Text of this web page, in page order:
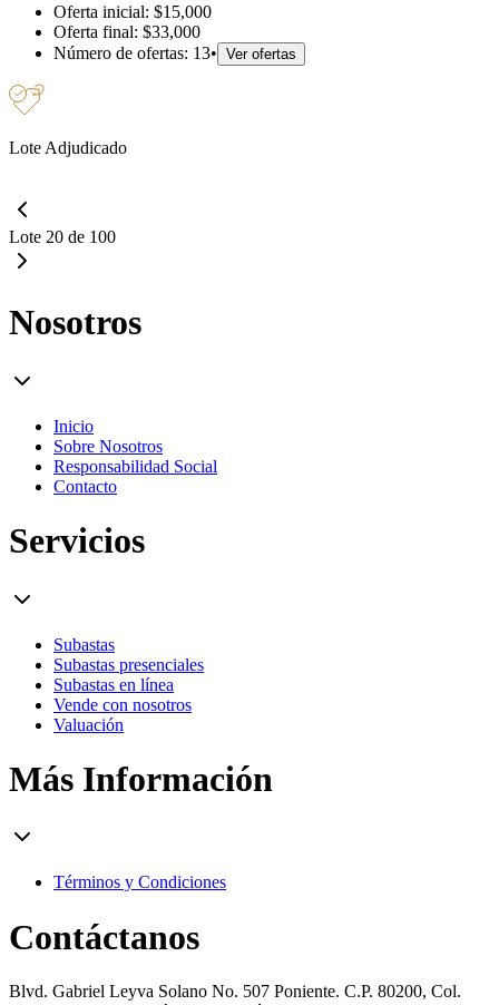
Oferta inicial: $15,000
Oferta final: $33,000
Número de ofertas: 13• Ver ofertas
Lote Adjudicado
Lote 20 de 100
Nosotros
Inicio
Sobre Nosotros
Responsabilidad Social
Contacto
Servicios
Subastas
Subastas presenciales
Subastas en línea
Vende con nosotros
Valuación
Más Información
Términos y Condiciones
Contáctanos
Blvd. Gabriel Leyva Solano No. 507 Poniente. C.P. 80200, Col.